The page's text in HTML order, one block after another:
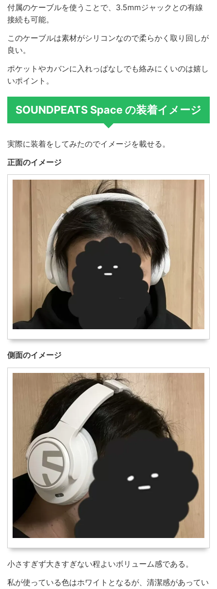
付属のケーブルを使うことで、3.5mmジャックとの有線
接続も可能。
このケーブルは素材がシリコンなので柔らかく取り回しが
良い。
ポケットやカバンに入れっぱなしでも絡みにくいのは嬉し
いポイント。
SOUNDPEATS Space の装着イメージ
実際に装着をしてみたのでイメージを載せる。
正面のイメージ
側面のイメージ
小さすぎず大きすぎない程よいボリューム感である。
私が使っている色はホワイトとなるが、清潔感があってい